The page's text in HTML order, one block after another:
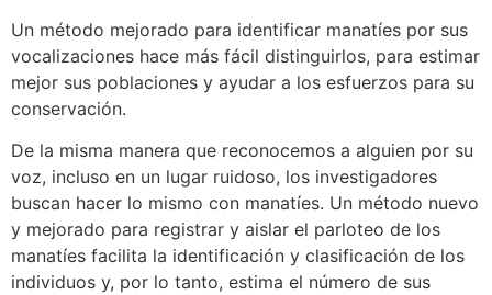
Un método mejorado para identificar manatíes por sus
vocalizaciones hace más fácil distinguirlos, para estimar
mejor sus poblaciones y ayudar a los esfuerzos para su
conservación.
De la misma manera que reconocemos a alguien por su
voz, incluso en un lugar ruidoso, los investigadores
buscan hacer lo mismo con manatíes. Un método nuevo
y mejorado para registrar y aislar el parloteo de los
manatíes facilita la identificación y clasificación de los
individuos y, por lo tanto, estima el número de sus